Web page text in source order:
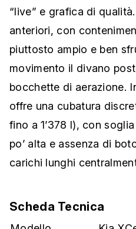
“live” e grafica di
anteriori, con
piuttosto ampio e ben
movimento il divano
bocchette di aerazione.
offre una cubatura
fino a 1’378 l), con
po’ alta e assenza di
carichi lunghi
Scheda Tecnica